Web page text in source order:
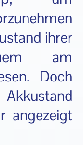
ihrer
am
Doch
angezeigt